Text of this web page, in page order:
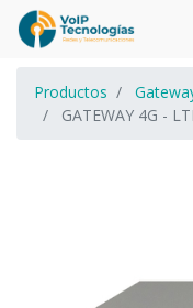
Productos
GATEWAY 4G -